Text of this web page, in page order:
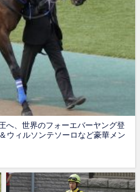
へ、世界のフォーエバーヤング登
ウィルソンテソーロなど豪華メン